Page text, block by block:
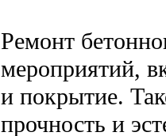
Ремонт
мероприятий,
и покрытие.
прочность и